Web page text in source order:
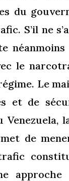
du
S’il ne
le
Le
et de
de